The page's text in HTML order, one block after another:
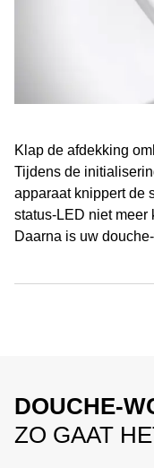
Klap de afdekking
Tijdens de
apparaat knippert de
status-LED niet meer
Daarna is uw
DOUCHE-
ZO GAAT